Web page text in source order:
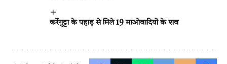
कर्रेगुट्टा के पहाड़ से मिले 19 माओवादियों के शव